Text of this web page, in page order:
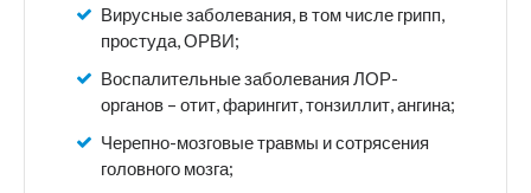
Вирусные заболевания, в том числе грипп,
простуда, ОРВИ;
Воспалительные заболевания ЛОР-
органов – отит, фарингит, тонзиллит, ангина;
Черепно-мозговые травмы и сотрясения
головного мозга;